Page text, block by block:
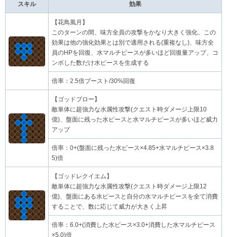
スキル 効果
【花鳥風月】
このターンの間、味方全員の攻撃をかなり大きく強化、この
効果は他の強化効果とは別で適用される(重複なし)、味方全
員のHPを回復、水マルチピースが多いほど回復量アップ、コ
ンボした数だけ水ピースを生成する
倍率：2.5倍ブースト/30%回復
【ゴッドブロー】
敵単体に超強力な水属性攻撃(クエスト時ダメージ上限10
億)、盤面に残った水ピースと水マルチピースが多いほど威力
アップ
倍率：0+(盤面に残った水ピース×4.85+水マルチピース×3.8
5)倍
【ゴッドレクイエム】
敵単体に超強力な水属性攻撃(クエスト時ダメージ上限12
億)、盤面にある水ピースと自分の水マルチピースを全て消費
することで、数に応じて威力が大きく上昇
倍率：6.0+(消費した水ピース×3.0+消費した水マルチピース
×5.0)倍